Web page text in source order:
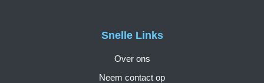
Snelle Links
Over ons
Neem contact op